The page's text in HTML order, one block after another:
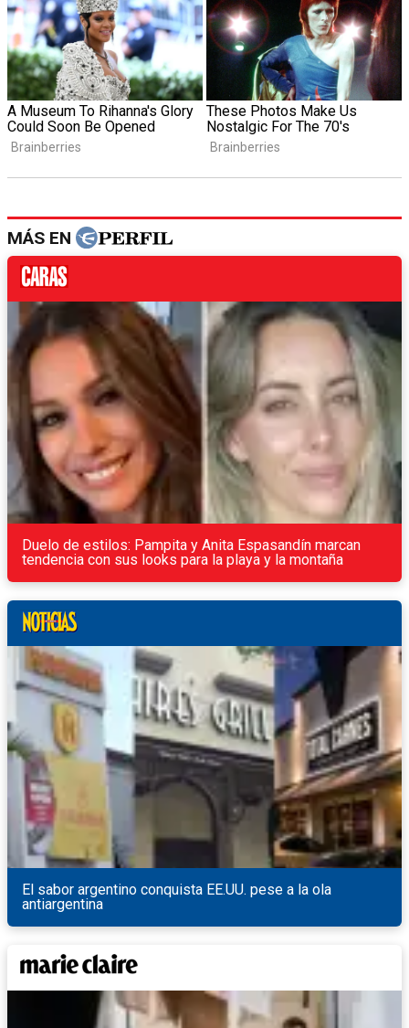
MÁS EN
Duelo de estilos: Pampita y Anita Espasandín marcan
tendencia con sus looks para la playa y la montaña
El sabor argentino conquista EE.UU. pese a la ola
antiargentina